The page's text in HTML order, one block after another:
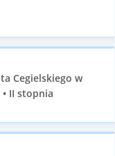
Cegielskiego w
II stopnia